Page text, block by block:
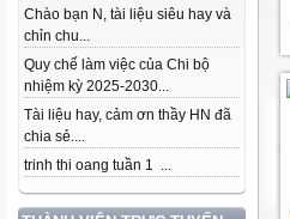
Chào bạn N, tài liệu siêu hay và
chỉn chu...
Quy chế làm việc của Chi bộ
nhiệm kỳ 2025-2030...
Tài liệu hay, cảm ơn thầy HN đã
chia sẻ....
trinh thi oang tuần 1 ...